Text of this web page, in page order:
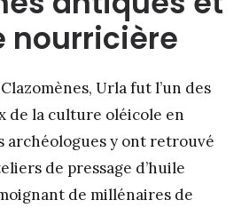
nourricière
Urla fut l’un des
de la culture oléicole en
archéologues y ont retrouvé
de pressage d’huile
de millénaires de